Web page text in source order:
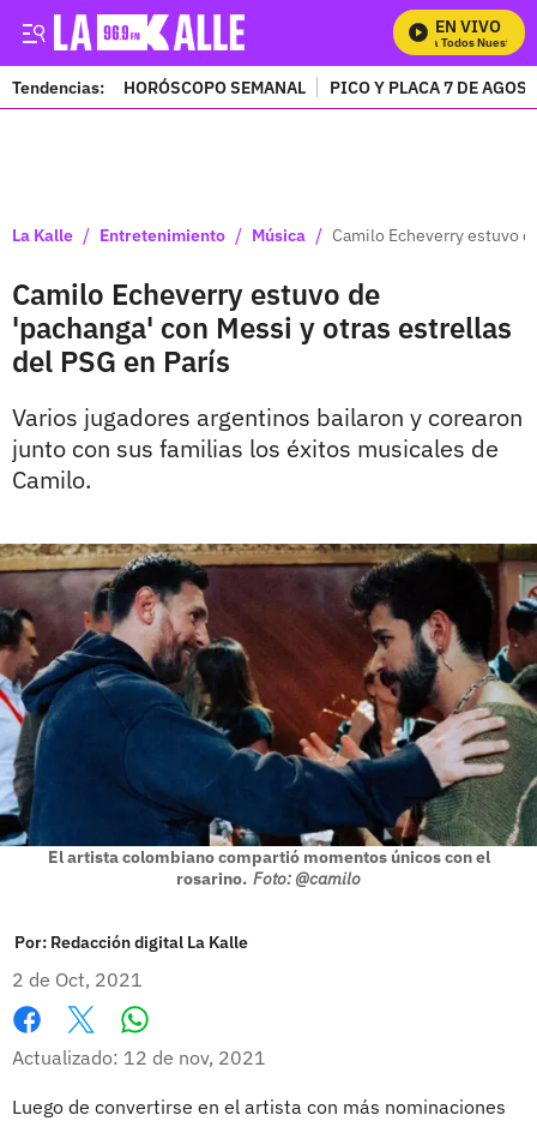
EN VIVO
Mira Todos Nuestros
Tendencias: HORÓSCOPO SEMANAL PICO Y PLACA 7 DE
La Kalle / Entretenimiento / Música / Camilo Echeverry estuvo
Camilo Echeverry estuvo de
'pachanga' con Messi y otras estrellas
del PSG en París
Varios jugadores argentinos bailaron y corearon
junto con sus familias los éxitos musicales de
Camilo.
El artista colombiano compartió momentos únicos con el
rosarino. Foto: @camilo
Por: Redacción digital La Kalle
2 de Oct, 2021
Facebook
X
Actualizado: 12 de nov, 2021
Luego de convertirse en el artista con más nominaciones